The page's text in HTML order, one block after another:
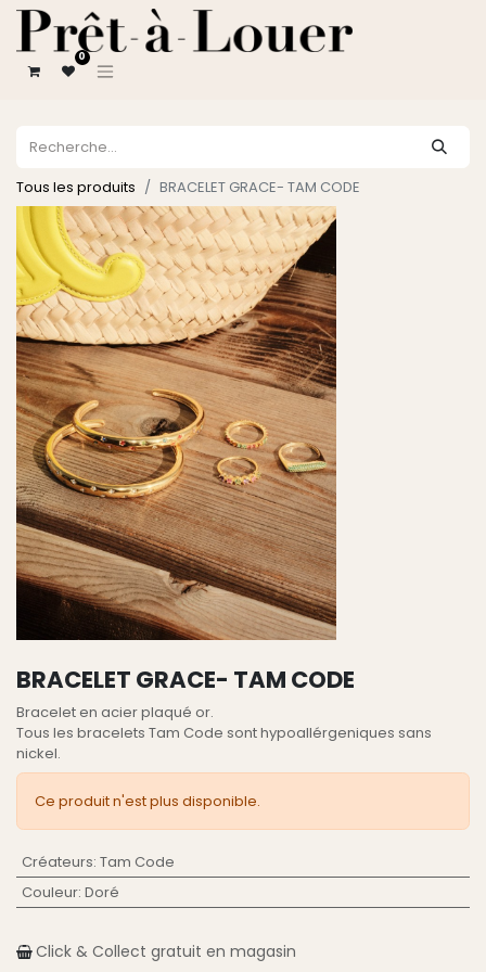
0
Tous les produits BRACELET GRACE- TAM CODE
BRACELET GRACE- TAM CODE
Bracelet en acier plaqué or.
Tous les bracelets Tam Code sont hypoallérgeniques sans
nickel.
Ce produit n'est plus disponible.
Créateurs: Tam Code
Couleur: Doré
Click & Collect gratuit en magasin